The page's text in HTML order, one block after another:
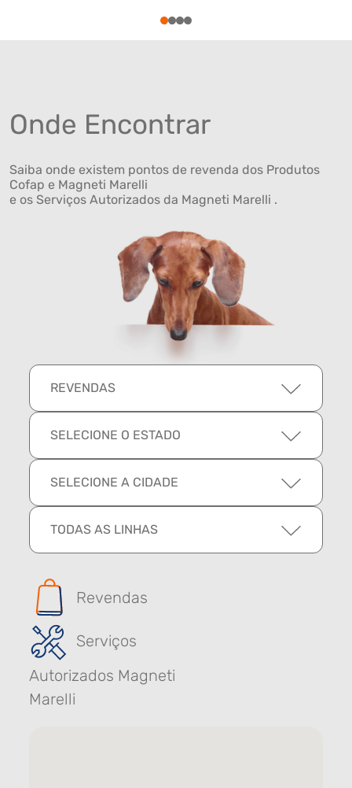
1234
Onde Encontrar
Saiba onde existem pontos de revenda dos Produtos
Cofap e Magneti Marelli
e os Serviços Autorizados da Magneti Marelli .
REVENDAS
SELECIONE O ESTADO
SELECIONE A CIDADE
TODAS AS LINHAS
Revendas
Serviços
Autorizados Magneti
Marelli